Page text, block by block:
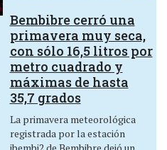
Bembibre cerró una
primavera muy seca,
con sólo 16,5 litros por
metro cuadrado y
máximas de hasta
35,7 grados
La primavera meteorológica
registrada por la estación